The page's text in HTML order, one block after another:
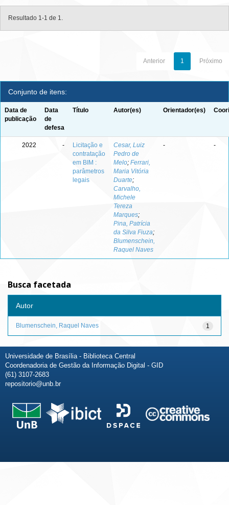
Resultado 1-1 de 1.
Anterior 1 Próximo
Conjunto de itens:
Data de
publicação
Data
de
defesa
Título Autor(es) Orientador(es)
2022 -
Licitação e
contratação
em BIM :
parâmetros
legais
Cesar, Luiz
Pedro de
Melo; Ferrari,
Maria Vitória
Duarte;
Carvalho,
Michele
Tereza
Marques;
Pina, Patrícia
da Silva Fiuza;
Blumenschein,
Raquel Naves
- -
Busca facetada
Autor
1
Blumenschein, Raquel Naves
Universidade de Brasília - Biblioteca Central
Coordenadoria de Gestão da Informação Digital - GID
(61) 3107-2683
repositorio@unb.br